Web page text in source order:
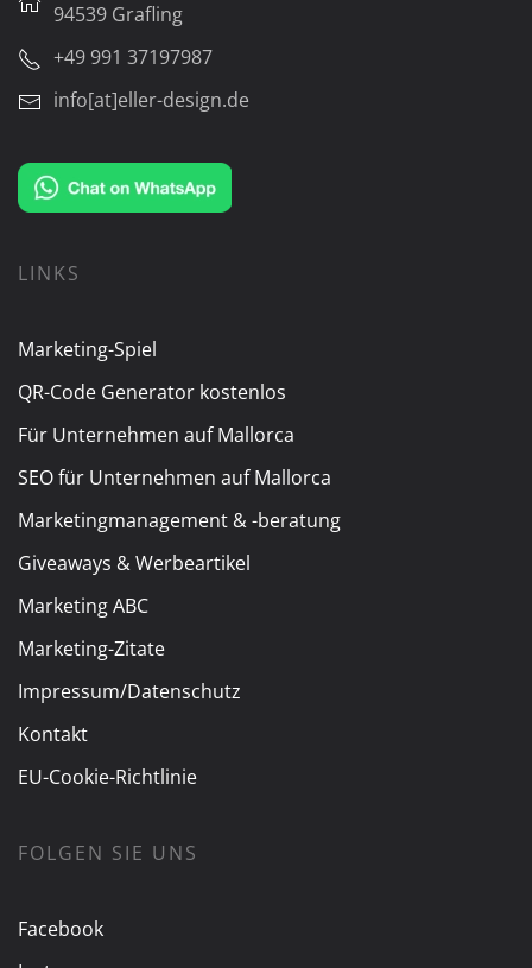
94539 Grafling
+49 991 37197987
info[at]eller-design.de
LINKS
Marketing-Spiel
QR-Code Generator kostenlos
Für Unternehmen auf Mallorca
SEO für Unternehmen auf Mallorca
Marketingmanagement & -beratung
Giveaways & Werbeartikel
Marketing ABC
Marketing-Zitate
Impressum/Datenschutz
Kontakt
EU-Cookie-Richtlinie
FOLGEN SIE UNS
Facebook